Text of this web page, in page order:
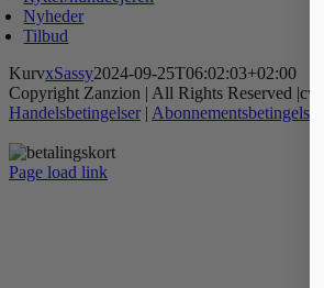
Nyheder
Tilbud
KurvxSassy2024-09-25T06:02:03+02:00
Copyright Zanzion | All Rights Reserved
Handelsbetingelser |
Page load link